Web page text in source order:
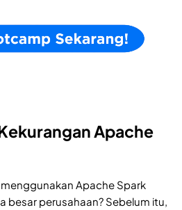
Apache
Apache Spark
besar perusahaan? Sebelum itu,